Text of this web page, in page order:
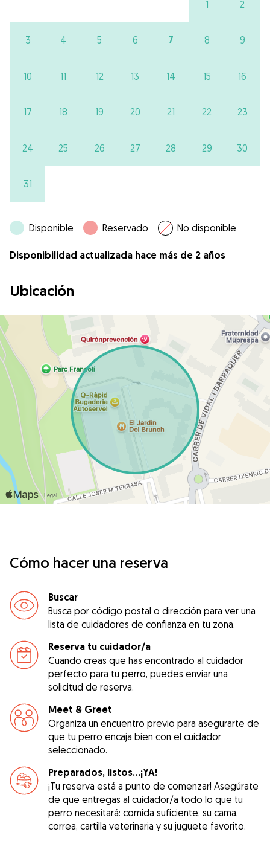
1 2
3 4 5 6 7 8 9
10 11 12 13 14 15 16
17 18 19 20 21 22 23
24 25 26 27 28 29 30
31
Disponible Reservado No disponible
Disponibilidad actualizada hace más de 2 años
Ubicación
Cómo hacer una reserva
Buscar
Busca por código postal o dirección para ver una
lista de cuidadores de confianza en tu zona.
Reserva tu cuidador/a
Cuando creas que has encontrado al cuidador
perfecto para tu perro, puedes enviar una
solicitud de reserva.
Meet & Greet
Organiza un encuentro previo para asegurarte de
que tu perro encaja bien con el cuidador
seleccionado.
Preparados, listos...¡YA!
¡Tu reserva está a punto de comenzar! Asegúrate
de que entregas al cuidador/a todo lo que tu
perro necesitará: comida suficiente, su cama,
correa, cartilla veterinaria y su juguete favorito.